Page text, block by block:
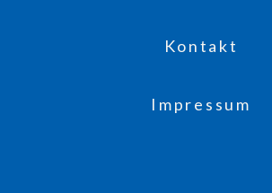
Kontakt
Impressum